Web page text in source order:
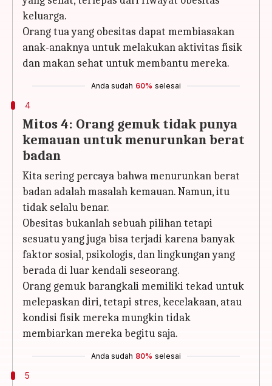
keluarga.
Orang tua yang obesitas dapat membiasakan
anak-anaknya untuk melakukan aktivitas fisik
dan makan sehat untuk membantu mereka.
Anda sudah 60% selesai
4
Mitos 4: Orang gemuk tidak punya
kemauan untuk menurunkan berat
badan
Kita sering percaya bahwa menurunkan berat
badan adalah masalah kemauan. Namun, itu
tidak selalu benar.
Obesitas bukanlah sebuah pilihan tetapi
sesuatu yang juga bisa terjadi karena banyak
faktor sosial, psikologis, dan lingkungan yang
berada di luar kendali seseorang.
Orang gemuk barangkali memiliki tekad untuk
melepaskan diri, tetapi stres, kecelakaan, atau
kondisi fisik mereka mungkin tidak
membiarkan mereka begitu saja.
Anda sudah 80% selesai
5